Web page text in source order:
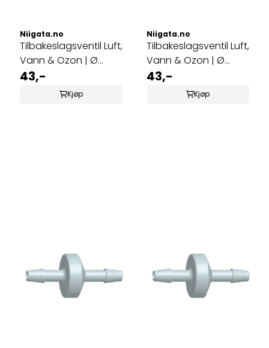
Niigata.no
Tilbakeslagsventil Luft,
Vann & Ozon | Ø
4mm
43,-
Kjøp
Niigata.no
Tilbakeslagsventil Luft,
Vann & Ozon | Ø
6mm
43,-
Kjøp